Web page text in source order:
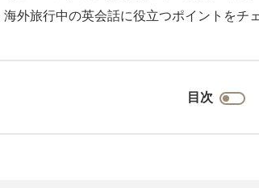
海外旅行中の英会話に役立つポイントをチ
目次